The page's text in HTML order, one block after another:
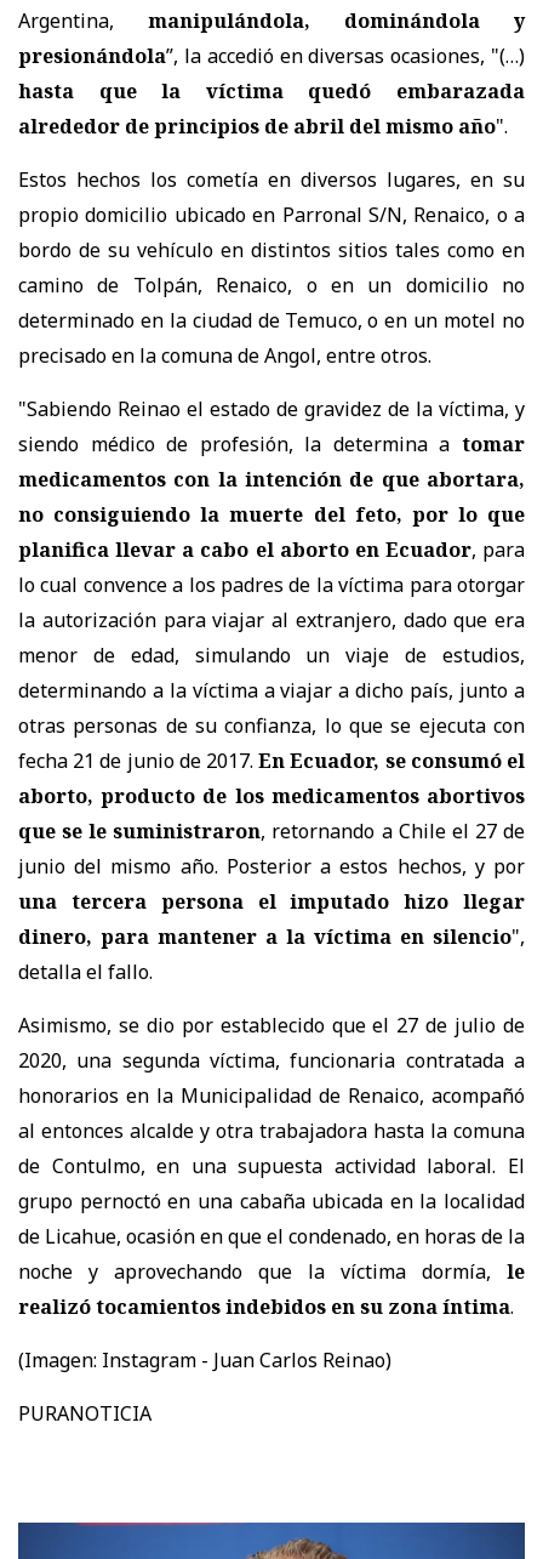
Argentina, manipulándola, dominándola y
presionándola”, la accedió en diversas ocasiones, "(…)
hasta que la víctima quedó embarazada
alrededor de principios de abril del mismo año".
Estos hechos los cometía en diversos lugares, en su
propio domicilio ubicado en Parronal S/N, Renaico, o a
bordo de su vehículo en distintos sitios tales como en
camino de Tolpán, Renaico, o en un domicilio no
determinado en la ciudad de Temuco, o en un motel no
precisado en la comuna de Angol, entre otros.
"Sabiendo Reinao el estado de gravidez de la víctima, y
siendo médico de profesión, la determina a tomar
medicamentos con la intención de que abortara,
no consiguiendo la muerte del feto, por lo que
planifica llevar a cabo el aborto en Ecuador, para
lo cual convence a los padres de la víctima para otorgar
la autorización para viajar al extranjero, dado que era
menor de edad, simulando un viaje de estudios,
determinando a la víctima a viajar a dicho país, junto a
otras personas de su confianza, lo que se ejecuta con
fecha 21 de junio de 2017.En Ecuador, se consumó el
aborto, producto de los medicamentos abortivos
que se le suministraron, retornando a Chile el 27 de
junio del mismo año. Posterior a estos hechos, y por
una tercera persona el imputado hizo llegar
dinero, para mantener a la víctima en silencio",
detalla el fallo.
Asimismo, se dio por establecido que el 27 de julio de
2020, una segunda víctima, funcionaria contratada a
honorarios en la Municipalidad de Renaico, acompañó
al entonces alcalde y otra trabajadora hasta la comuna
de Contulmo, en una supuesta actividad laboral. El
grupo pernoctó en una cabaña ubicada en la localidad
de Licahue, ocasión en que el condenado, en horas de la
noche y aprovechando que la víctima dormía, le
realizó tocamientos indebidos en su zona íntima.
(Imagen: Instagram - Juan Carlos Reinao)
PURANOTICIA